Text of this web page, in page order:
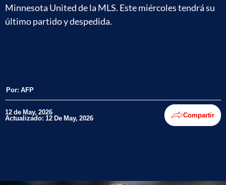
Minnesota United de la MLS. Este miércoles tendrá su
último partido y despedida.
Por: AFP
12 de May, 2026
Actualizado: 12 De May, 2026 Compartir